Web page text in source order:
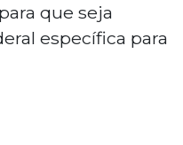
que seja
específica para